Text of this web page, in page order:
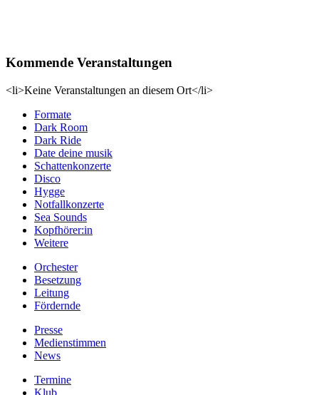
Kommende Veranstaltungen
<li>Keine Veranstaltungen an diesem Ort</li>
Formate
Dark Room
Dark Ride
Date deine musik
Schattenkonzerte
Disco
Hygge
Notfallkonzerte
Sea Sounds
Kopfhörer:in
Weitere
Orchester
Besetzung
Leitung
Fördernde
Presse
Medienstimmen
News
Termine
Klub